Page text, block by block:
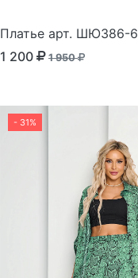
Платье арт. ШЮ386-6
1 200
1 950
- 31%